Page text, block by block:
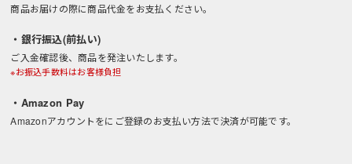
商品お届けの際に商品代金をお支払ください。
・銀行振込(前払い)
ご入金確認後、商品を発注いたします。
※お振込手数料はお客様負担
・Amazon Pay
Amazonアカウントをにご登録のお支払い方法で決済が可能です。